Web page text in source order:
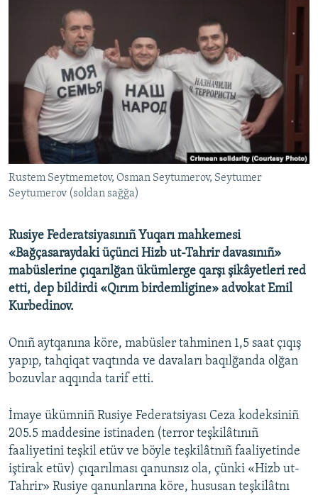
BLOGLAR
FİKİR
Русский
Українською
QOŞULIÑIZ!
Rustem Seytmemetov, Osman Seytumerov, Seytumer
Seytumerov (soldan sağğa)
Rusiye Federatsiyasınıñ Yuqarı mahkemesi
«Bağçasaraydaki üçünci Hizb ut-Tahrir davasınıñ»
mabüslerine çıqarılğan ükümlerge qarşı şikâyetleri red
etti, dep bildirdi «Qırım birdemligine» advokat Emil
Kurbedinov.
Onıñ aytqanına köre, mabüsler tahminen 1,5 saat çıqış
yapıp, tahqiqat vaqtında ve davaları baqılğanda olğan
bozuvlar aqqında tarif etti.
İmaye ükümniñ Rusiye Federatsiyası Ceza kodeksiniñ
205.5 maddesine istinaden (terror teşkilâtınıñ
faaliyetini teşkil etüv ve böyle teşkilâtnıñ faaliyetinde
iştirak etüv) çıqarılması qanunsız ola, çünki «Hizb ut-
Tahrir» Rusiye qanunlarına köre, hususan teşkilâtnı